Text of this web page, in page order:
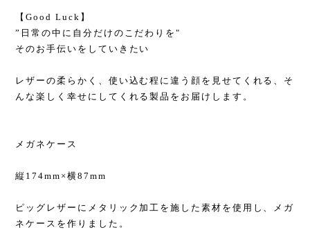
【Good Luck】
”日常の中に自分だけのこだわりを"
そのお手伝いをしていきたい
レザーの柔らかく、使い込む程に違う顔を見せてくれる、そ
んな楽しく幸せにしてくれる製品をお届けします。
メガネケース
縦174mm×横87mm
ピッグレザーにメタリック加工を施した素材を使用し、メガ
ネケースを作りました。